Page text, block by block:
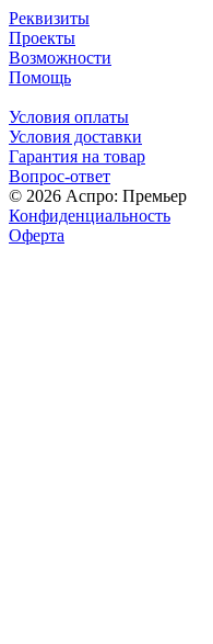
Реквизиты
Проекты
Возможности
Помощь
Условия оплаты
Условия доставки
Гарантия на товар
Вопрос-ответ
© 2026 Аспро: Премьер
Конфиденциальность
Оферта